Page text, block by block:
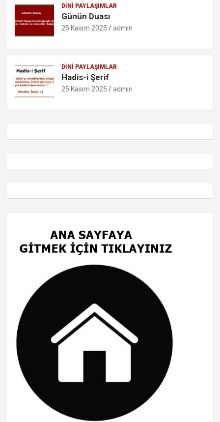
DINI PAYLAŞIMLAR
Günün Duası
25 Kasım 2025 admin
DINI PAYLAŞIMLAR
Hadis-i Şerif
25 Kasım 2025 admin